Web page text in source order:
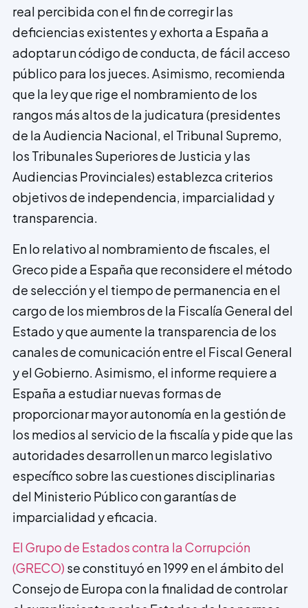
real percibida con el fin de corregir las
deficiencias existentes y exhorta a España a
adoptar un código de conducta, de fácil acceso
público para los jueces. Asimismo, recomienda
que la ley que rige el nombramiento de los
rangos más altos de la judicatura (presidentes
de la Audiencia Nacional, el Tribunal Supremo,
los Tribunales Superiores de Justicia y las
Audiencias Provinciales) establezca criterios
objetivos de independencia, imparcialidad y
transparencia.
En lo relativo al nombramiento de fiscales, el
Greco pide a España que reconsidere el método
de selección y el tiempo de permanencia en el
cargo de los miembros de la Fiscalía General del
Estado y que aumente la transparencia de los
canales de comunicación entre el Fiscal General
y el Gobierno. Asimismo, el informe requiere a
España a estudiar nuevas formas de
proporcionar mayor autonomía en la gestión de
los medios al servicio de la fiscalía y pide que las
autoridades desarrollen un marco legislativo
específico sobre las cuestiones disciplinarias
del Ministerio Público con garantías de
imparcialidad y eficacia.
El Grupo de Estados contra la Corrupción
(GRECO) se constituyó en 1999 en el ámbito del
Consejo de Europa con la finalidad de controlar